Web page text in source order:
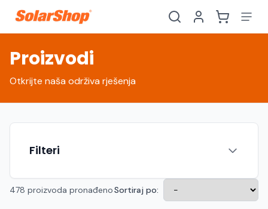
Proizvodi
Otkrijte naša održiva rješenja
Filteri
478 proizvoda pronađenoSortiraj po: